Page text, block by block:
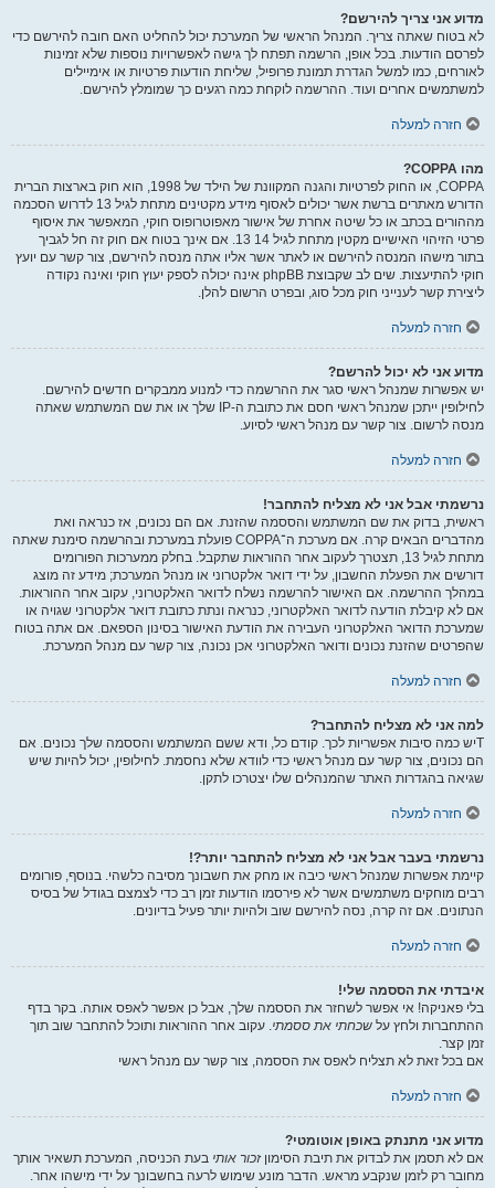
מדוע אני צריך להירשם?
לא בטוח שאתה צריך. המנהל הראשי של המערכת יכול להחליט האם חובה להירשם כדי
לפרסם הודעות. בכל אופן, הרשמה תפתח לך גישה לאפשרויות נוספות שלא זמינות
לאורחים, כמו למשל הגדרת תמונת פרופיל, שליחת הודעות פרטיות או אימיילים
למשתמשים אחרים ועוד. ההרשמה לוקחת כמה רגעים כך שמומלץ להירשם.
חזרה למעלה
מהו COPPA?
COPPA, או החוק לפרטיות והגנה המקוונת של הילד של 1998, הוא חוק בארצות הברית
הדורש מאתרים ברשת אשר יכולים לאסוף מידע מקטינים מתחת לגיל 13 לדרוש הסכמה
מההורים בכתב או כל שיטה אחרת של אישור מאפוטרופוס חוקי, המאפשר את איסוף
פרטי הזיהוי האישיים מקטין מתחת לגיל 14 13. אם אינך בטוח אם חוק זה חל לגביך
בתור מישהו המנסה להירשם או לאתר אשר אליו אתה מנסה להירשם, צור קשר עם יועץ
חוקי להתיעצות. שים לב שקבוצת phpBB אינה יכולה לספק יעוץ חוקי ואינה נקודה
ליצירת קשר לענייני חוק מכל סוג, ובפרט הרשום להלן.
חזרה למעלה
מדוע אני לא יכול להרשם?
יש אפשרות שמנהל ראשי סגר את ההרשמה כדי למנוע ממבקרים חדשים להירשם.
לחילופין ייתכן שמנהל ראשי חסם את כתובת ה-IP שלך או את שם המשתמש שאתה
מנסה לרשום. צור קשר עם מנהל ראשי לסיוע.
חזרה למעלה
נרשמתי אבל אני לא מצליח להתחבר!
ראשית, בדוק את שם המשתמש והססמה שהזנת. אם הם נכונים, אז כנראה ואת
מהדברים הבאים קרה. אם מערכת ה־COPPA פועלת במערכת ובהרשמה סימנת שאתה
מתחת לגיל 13, תצטרך לעקוב אחר ההוראות שתקבל. בחלק ממערכות הפורומים
דורשים את הפעלת החשבון, על ידי דואר אלקטרוני או מנהל המערכת; מידע זה מוצג
במהלך ההרשמה. אם האישור להרשמה נשלח לדואר האלקטרוני, עקוב אחר ההוראות.
אם לא קיבלת הודעה לדואר האלקטרוני, כנראה ונתת כתובת דואר אלקטרוני שגויה או
שמערכת הדואר האלקטרוני העבירה את הודעת האישור בסינון הספאם. אם אתה בטוח
שהפרטים שהזנת נכונים ודואר האלקטרוני אכן נכונה, צור קשר עם מנהל המערכת.
חזרה למעלה
למה אני לא מצליח להתחבר?
Tיש כמה סיבות אפשריות לכך. קודם כל, ודא ששם המשתמש והססמה שלך נכונים. אם
הם נכונים, צור קשר עם מנהל ראשי כדי לוודא שלא נחסמת. לחילופין, יכול להיות שיש
שגיאה בהגדרות האתר שהמנהלים שלו יצטרכו לתקן.
חזרה למעלה
נרשמתי בעבר אבל אני לא מצליח להתחבר יותר?!
קיימת אפשרות שמנהל ראשי כיבה או מחק את חשבונך מסיבה כלשהי. בנוסף, פורומים
רבים מוחקים משתמשים אשר לא פירסמו הודעות זמן רב כדי לצמצם בגודל של בסיס
הנתונים. אם זה קרה, נסה להירשם שוב ולהיות יותר פעיל בדיונים.
חזרה למעלה
איבדתי את הססמה שלי!
בלי פאניקה! אי אפשר לשחזר את הססמה שלך, אבל כן אפשר לאפס אותה. בקר בדף
ההתחברות ולחץ על שכחתי את ססמתי. עקוב אחר ההוראות ותוכל להתחבר שוב תוך
זמן קצר.
אם בכל זאת לא תצליח לאפס את הססמה, צור קשר עם מנהל ראשי
חזרה למעלה
מדוע אני מתנתק באופן אוטומטי?
אם לא תסמן את לבדוק את תיבת הסימוןזכור אותי בעת הכניסה, המערכת תשאיר אותך
מחובר רק לזמן שנקבע מראש. הדבר מונע שימוש לרעה בחשבונך על ידי מישהו אחר.